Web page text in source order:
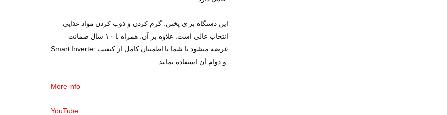
این دستگاه برای پختن، گرم ‌کردن و ذوب‌ کردن مواد غذایی
انتخاب عالی است. علاوه بر آن، همراه با ۱۰ سال ضمانت
Smart Inverter عرضه میشود تا شما با اطمینان کامل از کیفیت
More info
YouTube